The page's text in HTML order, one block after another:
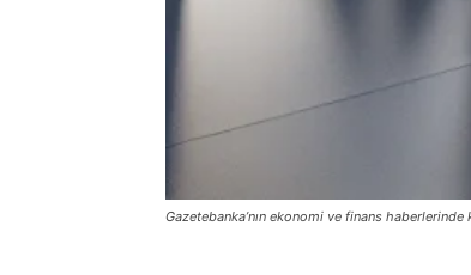
Gazetebanka’nın ekonomi ve finans